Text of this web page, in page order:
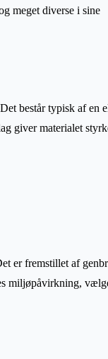
meget diverse i sine
består typisk af en
giver materialet
er fremstillet af
miljøpåvirkning,